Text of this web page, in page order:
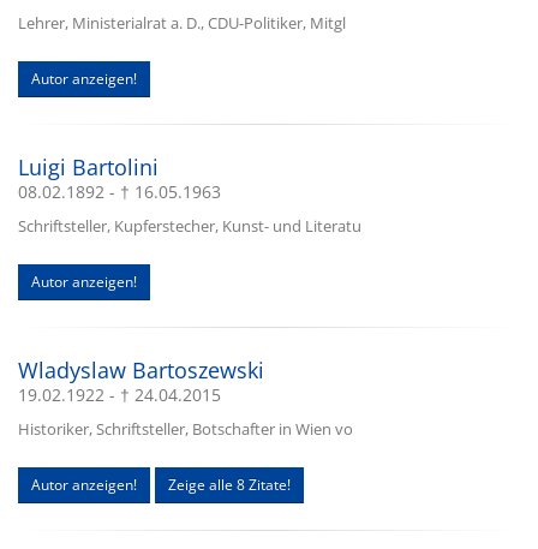
Lehrer, Ministerialrat a. D., CDU-Politiker, Mitgl
Autor anzeigen!
Luigi Bartolini
08.02.1892 - † 16.05.1963
Schriftsteller, Kupferstecher, Kunst- und Literatu
Autor anzeigen!
Wladyslaw Bartoszewski
19.02.1922 - † 24.04.2015
Historiker, Schriftsteller, Botschafter in Wien vo
Autor anzeigen! Zeige alle 8 Zitate!